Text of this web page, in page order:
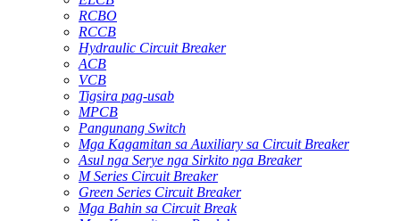
RCBO
RCCB
Hydraulic Circuit Breaker
ACB
VCB
Tigsira pag-usab
MPCB
Pangunang Switch
Mga Kagamitan sa Auxiliary sa Circuit Breaker
Asul nga Serye nga Sirkito nga Breaker
M Series Circuit Breaker
Green Series Circuit Breaker
Mga Bahin sa Circuit Break